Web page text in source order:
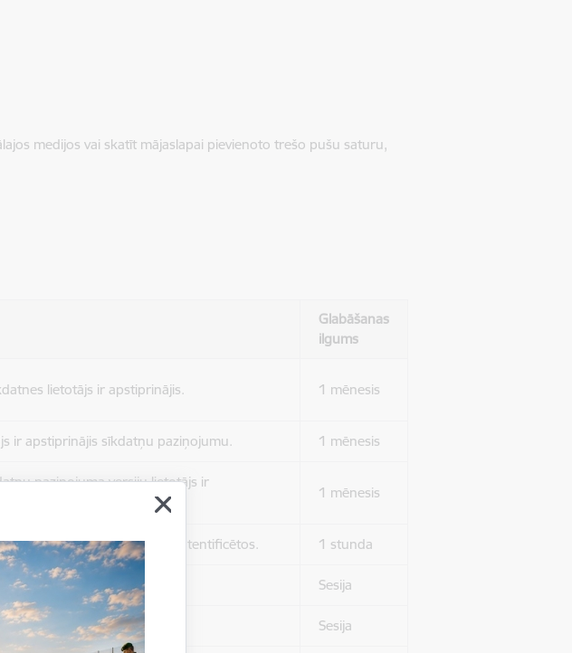
medijos vai skatīt mājaslapai pievienoto trešo pušu saturu,
Glabāšanas
ilgums
lietotājs ir apstiprinājis. 1 mēnesis
ir apstiprinājis sīkdatņu paziņojumu. 1 mēnesis
paziņojuma versiju lietotājs ir
1 mēnesis
administratoriem, lai autentificētos. 1 stunda
no slodzes dalīšanas viedokļa. Sesija
Sesija